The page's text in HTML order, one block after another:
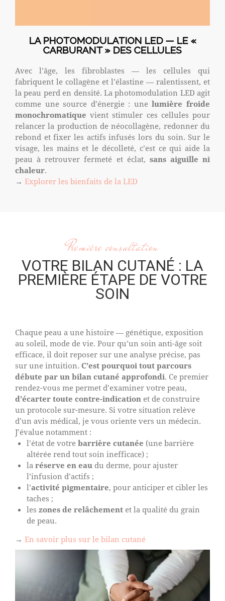
LA PHOTOMODULATION LED — LE «
CARBURANT » DES CELLULES
Avec l’âge, les fibroblastes — les cellules qui
fabriquent le collagène et l’élastine — ralentissent, et
la peau perd en densité. La photomodulation LED agit
comme une source d’énergie : unelumière froide
monochromatique vient stimuler ces cellules pour
relancer la production de néocollagène, redonner du
rebond et fixer les actifs infusés lors du soin. Sur le
visage, les mains et le décolleté, c’est ce qui aide la
peau à retrouver fermeté et éclat, sans aiguille ni
chaleur.
→ Explorer les bienfaits de la LED
Première consultation
VOTRE BILAN CUTANÉ : LA
PREMIÈRE ÉTAPE DE VOTRE
SOIN
Chaque peau a une histoire — génétique, exposition
au soleil, mode de vie. Pour qu’un soin anti-âge soit
efficace, il doit reposer sur une analyse précise, pas
sur une intuition. C’est pourquoi tout parcours
débute par un bilan cutané approfondi. Ce premier
rendez-vous me permet d’examiner votre peau,
d’écarter toute contre-indication et de construire
un protocole sur-mesure. Si votre situation relève
d’un avis médical, je vous oriente vers un médecin.
J’évalue notamment :
l’état de votre barrière cutanée (une barrière
altérée rend tout soin inefficace) ;
la réserve en eau du derme, pour ajuster
l’infusion d’actifs ;
l’activité pigmentaire, pour anticiper et cibler les
taches ;
les zones de relâchementet la qualité du grain
de peau.
→ En savoir plus sur le bilan cutané